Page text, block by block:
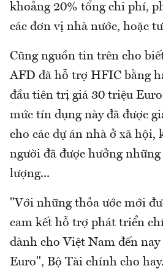
khoảng 20% tổng chi phí,
các đơn vị nhà nước, hoặc
Cũng nguồn tin trên cho
AFD đã hỗ trợ HFIC bằng
đầu tiên trị giá 30 triệu
mức tín dụng này đã được
cho các dự án nhà ở xã hội,
người đã được hưởng
lượng...
"Với những thỏa ước mới
cam kết hỗ trợ phát triển
dành cho Việt Nam đến nay
Euro", Bộ Tài chính cho hay.